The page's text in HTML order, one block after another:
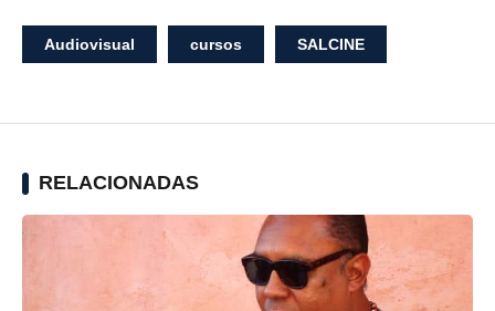
Audiovisual cursos SALCINE
RELACIONADAS